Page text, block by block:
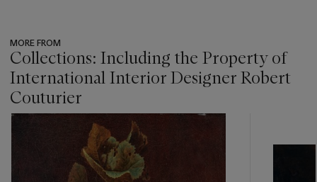
MORE FROM
Collections: Including the Property of
International Interior Designer Robert
Couturier
???
item_current_of_total_txt